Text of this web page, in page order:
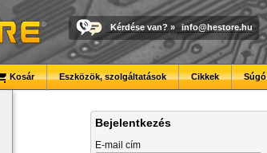
Kérdése van? » info@hestore.hu
Kosár Eszközök, szolgáltatások Cikkek Súgó
Bejelentkezés
E-mail cím